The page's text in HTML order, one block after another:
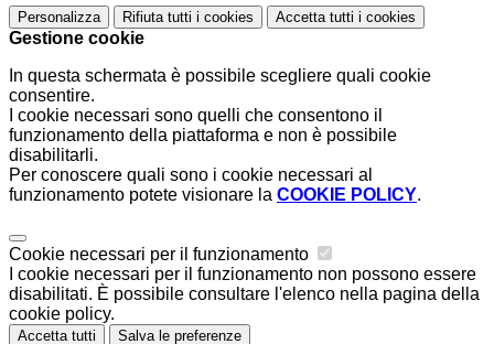
Personalizza Rifiuta tutti i cookies Accetta tutti i cookies
Gestione cookie
In questa schermata è possibile scegliere quali cookie
consentire.
I cookie necessari sono quelli che consentono il
funzionamento della piattaforma e non è possibile
disabilitarli.
Per conoscere quali sono i cookie necessari al
funzionamento potete visionare la COOKIE POLICY.
Cookie necessari per il funzionamento
I cookie necessari per il funzionamento non possono essere
disabilitati. È possibile consultare l'elenco nella pagina della
cookie policy.
Accetta tutti Salva le preferenze